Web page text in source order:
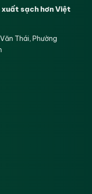
xuất sạch hơn Việt
Thái, Phường